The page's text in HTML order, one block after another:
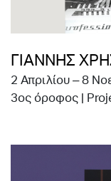
ΓΙΑΝΝΗΣ
2 Απριλίου – 8
3ος όροφος |